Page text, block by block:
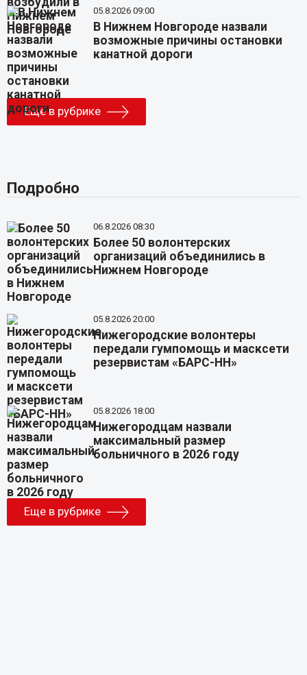
05.8.2026 09:00
В Нижнем Новгороде назвали
возможные причины остановки
канатной дороги
Еще в рубрике
Подробно
06.8.2026 08:30
Более 50 волонтерских
организаций объединились в
Нижнем Новгороде
05.8.2026 20:00
Нижегородские волонтеры
передали гумпомощь и масксети
резервистам «БАРС-НН»
05.8.2026 18:00
Нижегородцам назвали
максимальный размер
больничного в 2026 году
Еще в рубрике